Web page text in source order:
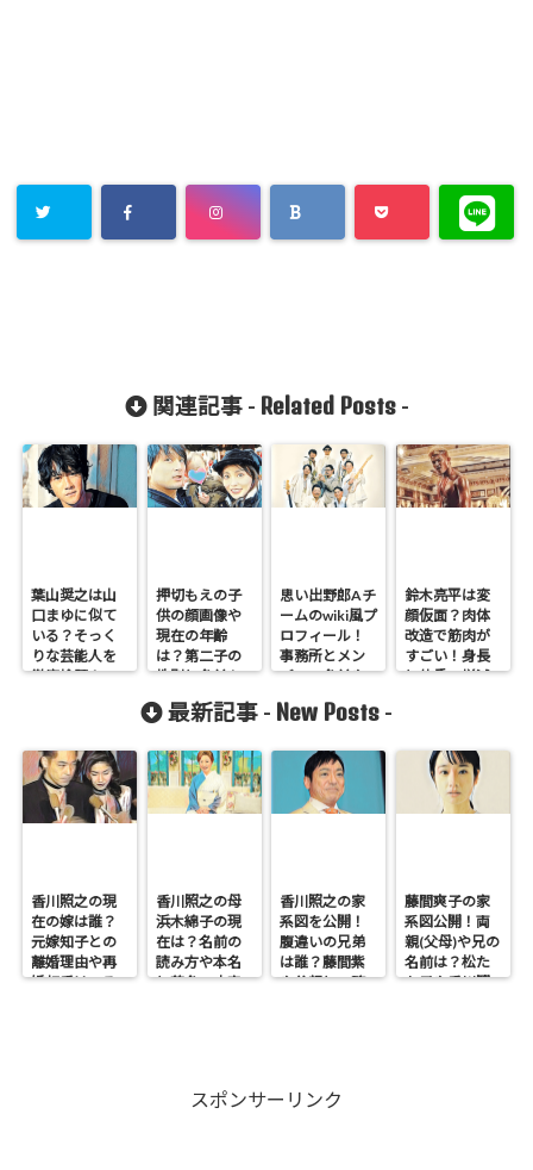
関連記事 - Related Posts-
葉山奨之は山
口まゆに似て
いる？そっく
りな芸能人を
徹底検証！
押切もえの子
供の顔画像や
現在の年齢
は？第二子の
性別と名前も
思い出野郎Aチ
ームのwiki風プ
ロフィール！
事務所とメン
バーの名前や
鈴木亮平は変
顔仮面？肉体
改造で筋肉が
すごい！身長
と体重の増減
最新記事 - New Posts -
香川照之の現
在の嫁は誰？
元嫁知子との
離婚理由や再
婚相手はいる
香川照之の母
浜木綿子の現
在は？名前の
読み方や本名
と芸名の由来
香川照之の家
系図を公開！
腹違いの兄弟
は誰？藤間紫
や父親との確
藤間爽子の家
系図公開！両
親(父母)や兄の
名前は？松た
か子や香川照
スポンサーリンク